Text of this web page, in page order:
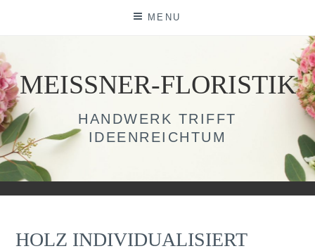
MENU
MEISSNER-FLORISTIK
HANDWERK TRIFFT
IDEENREICHTUM
HOLZ INDIVIDUALISIERT